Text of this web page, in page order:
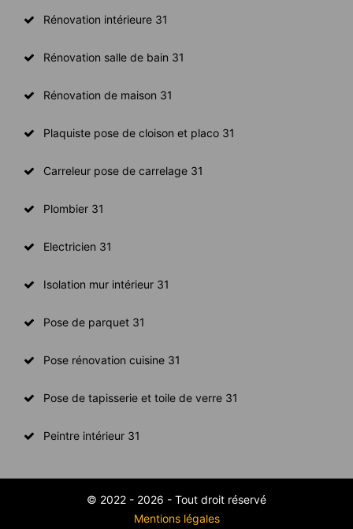
Rénovation intérieure 31
Rénovation salle de bain 31
Rénovation de maison 31
Plaquiste pose de cloison et placo 31
Carreleur pose de carrelage 31
Plombier 31
Electricien 31
Isolation mur intérieur 31
Pose de parquet 31
Pose rénovation cuisine 31
Pose de tapisserie et toile de verre 31
Peintre intérieur 31
© 2022 - 2026 - Tout droit réservé
Mentions légales